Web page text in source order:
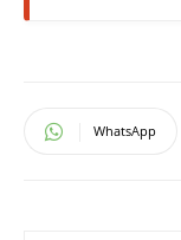
WhatsApp